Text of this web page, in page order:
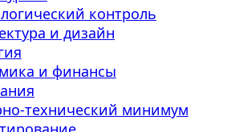
контроль
и дизайн
и финансы
технический минимум